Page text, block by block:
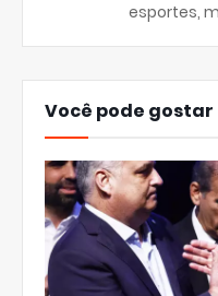
esportes,
Você pode gostar